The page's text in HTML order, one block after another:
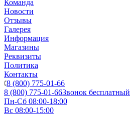
Команда
Новости
Отзывы
Галерея
Информация
Магазины
Реквизиты
Политика
Контакты
8 (800) 775-01-66
8 (800) 775-01-66Звонок бесплатный
Пн-Сб 08:00-18:00
Вс 08:00-15:00